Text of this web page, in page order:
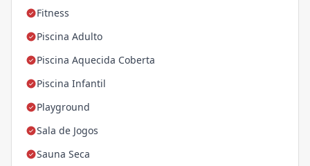
Fitness
Piscina Adulto
Piscina Aquecida Coberta
Piscina Infantil
Playground
Sala de Jogos
Sauna Seca